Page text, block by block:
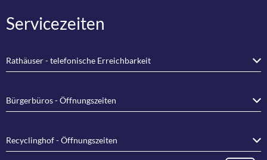
Servicezeiten
Rathäuser - telefonische Erreichbarkeit
Bürgerbüros - Öffnungszeiten
Recyclinghof - Öffnungszeiten